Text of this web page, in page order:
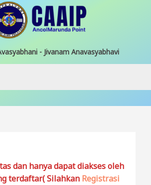
- Jivanam Anavasyabhavi
dan hanya dapat diakses oleh
terdaftar( Silahkan Registrasi